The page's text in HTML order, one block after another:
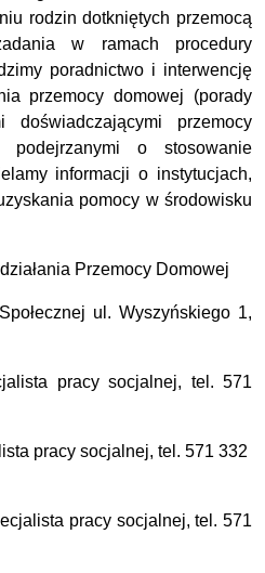
rodzin dotkniętych przemocą
w ramach procedury
poradnictwo i interwencję
przemocy domowej (porady
przemocy
o stosowanie
informacji o instytucjach,
pomocy w środowisku
Przemocy Domowej
ul. Wyszyńskiego 1,
pracy socjalnej, tel. 571
pracy socjalnej, tel. 571 332
pracy socjalnej, tel. 571